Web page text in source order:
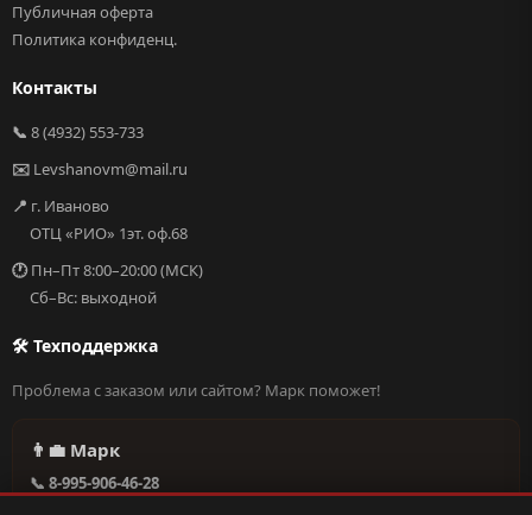
Публичная оферта
Политика конфиденц.
Контакты
📞 8 (4932) 553-733
✉️ Levshanovm@mail.ru
📍 г. Иваново
ОТЦ «РИО» 1эт. оф.68
🕐Пн–Пт 8:00–20:00 (МСК)
Сб–Вс: выходной
🛠 Техподдержка
Проблема с заказом или сайтом? Марк поможет!
👨‍💼 Марк
📞 8-995-906-46-28